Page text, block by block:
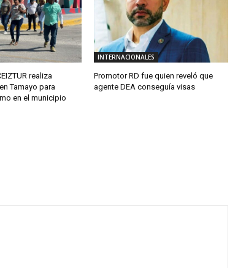
realiza
Tamayo para
en el municipio
INTERNACIONALES
Promotor RD fue quien reveló que
agente DEA conseguía visas